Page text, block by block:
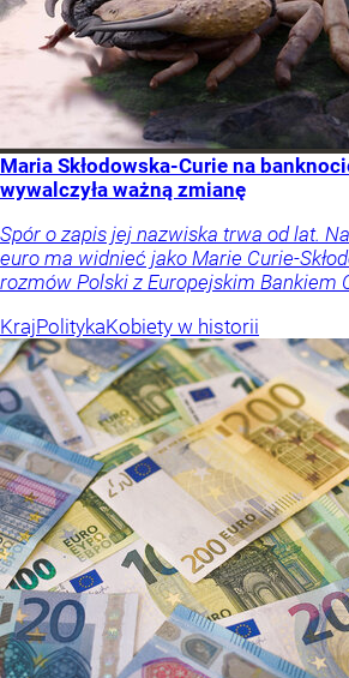
Maria Skłodowska-Curie na
wywalczyła ważną zmianę
Spór o zapis jej nazwiska trwa od lat.
euro ma widnieć jako Marie Curie-
rozmów Polski z Europejskim Bankiem
KrajPolitykaKobiety w historii